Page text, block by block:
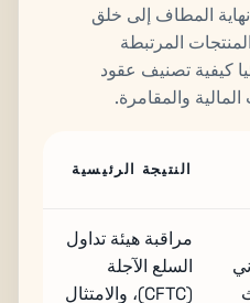
المطاف إلى خلق
المرتبطة
كيفية تصنيف عقود
والمقامرة.
النتيجة الرئيسية
مراقبة هيئة تداول
السلع الآجلة
(CFTC)، والامتثال